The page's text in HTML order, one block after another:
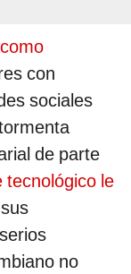
con
sociales
de parte
tecnológico le
no